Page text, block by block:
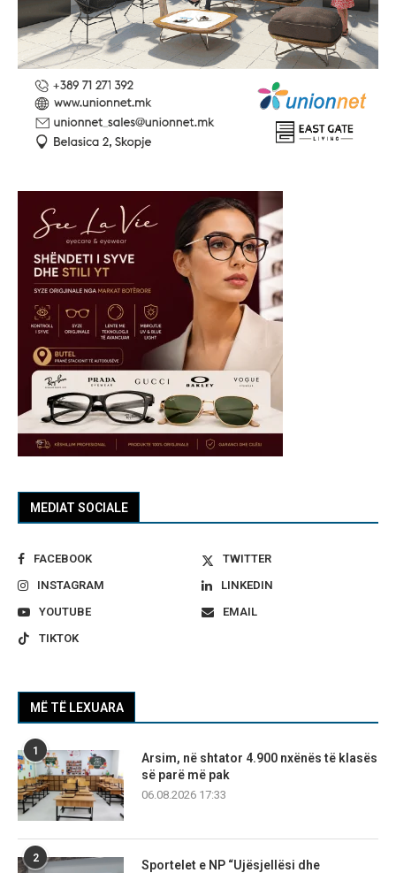
MEDIAT SOCIALE
FACEBOOK
TWITTER
INSTAGRAM
LINKEDIN
YOUTUBE
EMAIL
TIKTOK
MË TË LEXUARA
1
Arsim, në shtator 4.900 nxënës të klasës
së parë më pak
06.08.2026 17:33
2
Sportelet e NP “Ujësjellësi dhe